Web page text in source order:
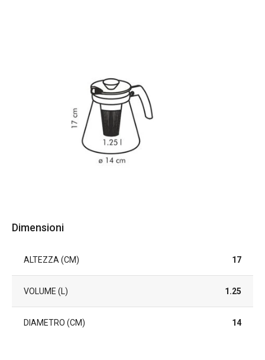
Dimensioni
ALTEZZA (CM) 17
VOLUME (L) 1.25
DIAMETRO (CM) 14